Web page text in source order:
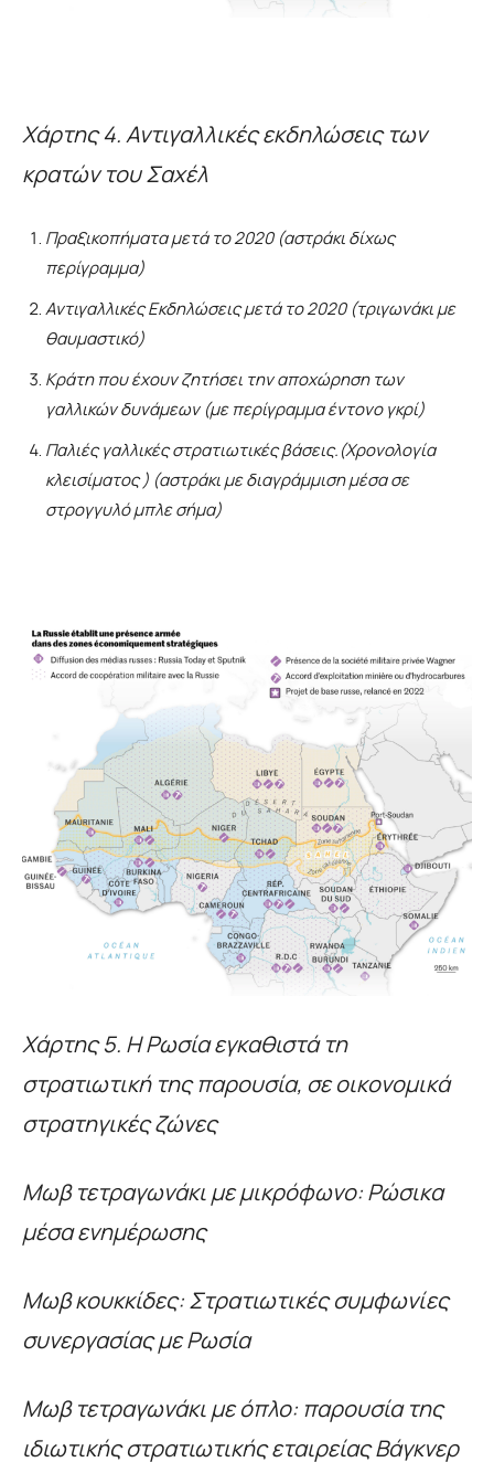
Χάρτης 4.Αντιγαλλικές εκδηλώσεις των
κρατών του Σαχέλ
Πραξικοπήματα μετά το 2020 (αστράκι δίχως
περίγραμμα)
Αντιγαλλικές Εκδηλώσεις μετά το 2020 (τριγωνάκι με
θαυμαστικό)
Κράτη που έχουν ζητήσει την αποχώρηση των
γαλλικών δυνάμεων (με περίγραμμα έντονο γκρί)
Παλιές γαλλικές στρατιωτικές βάσεις.(Χρονολογία
κλεισίματος ) (αστράκι με διαγράμμιση μέσα σε
στρογγυλό μπλε σήμα)
Χάρτης 5. Η Ρωσία εγκαθιστά τη
στρατιωτική της παρουσία, σε οικονομικά
στρατηγικές ζώνες
Μωβ τετραγωνάκι μεμικρόφωνο: Ρώσικα
μέσα ενημέρωσης
Μωβ κουκκίδες: Στρατιωτικές συμφωνίες
συνεργασίας με Ρωσία
Μωβ τετραγωνάκι μεόπλο: παρουσία της
ιδιωτικής στρατιωτικής εταιρείας Βάγκνερ